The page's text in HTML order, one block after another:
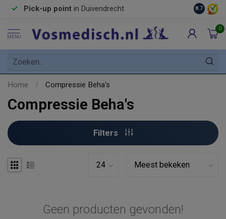
Pick-up point in Duivendrecht 8.7
MENU
0
Home / Compressie Beha's
Compressie Beha's
Filters
Geen producten gevonden!